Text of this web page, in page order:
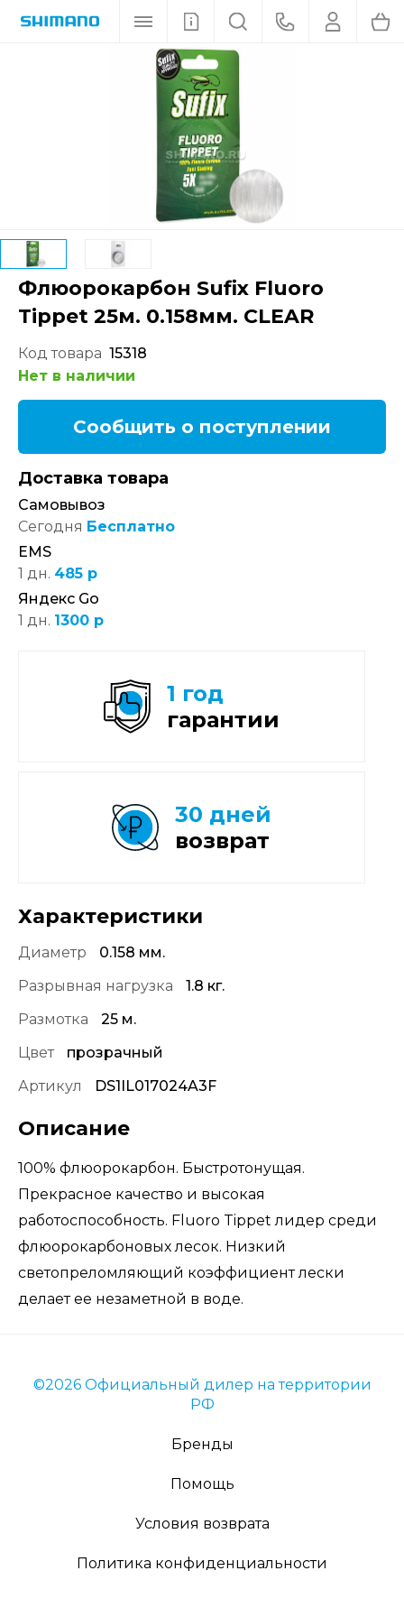
Флюорокарбон Sufix Fluoro
Tippet 25м. 0.158мм. CLEAR
Код товара 15318
Нет в наличии
Сообщить о поступлении
Доставка товара
Самовывоз
Сегодня Бесплатно
EMS
1 дн. 485 р
Яндекс Go
1 дн. 1300 р
Характеристики
Диаметр
0.158 мм.
Разрывная нагрузка
1.8 кг.
Размотка
25 м.
Цвет
прозрачный
Артикул
DS1IL017024A3F
Описание
100% флюорокарбон. Быстротонущая.
Прекрасное качество и высокая
работоспособность. Fluoro Tippet лидер среди
флюорокарбоновых лесок. Низкий
светопреломляющий коэффициент лески
делает ее незаметной в воде.
1 год
гарантии
30 дней
возврат
©2026 Официальный дилер на территории
РФ
Бренды
Помощь
Условия возврата
Политика конфиденциальности